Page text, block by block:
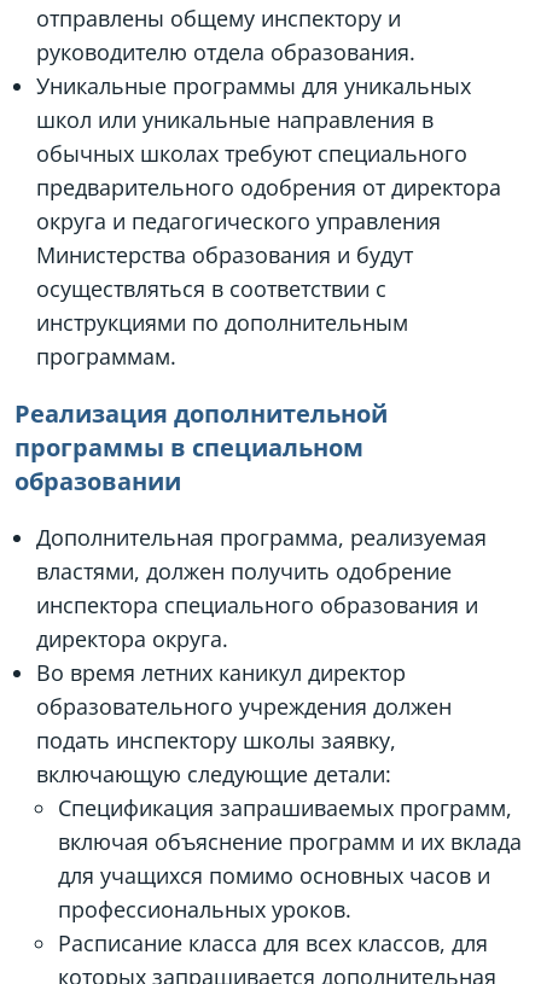
отправлены общему инспектору и
руководителю отдела образования.
Уникальные программы для уникальных
школ или уникальные направления в
обычных школах требуют специального
предварительного одобрения от директора
округа и педагогического управления
Министерства образования и будут
осуществляться в соответствии с
инструкциями по дополнительным
программам.
Реализация дополнительной
программы в специальном
образовании
Дополнительная программа, реализуемая
властями, должен получить одобрение
инспектора специального образования и
директора округа.
Во время летних каникул директор
образовательного учреждения должен
подать инспектору школы заявку,
включающую следующие детали:
Спецификация запрашиваемых программ,
включая объяснение программ и их вклада
для учащихся помимо основных часов и
профессиональных уроков.
Расписание класса для всех классов, для
которых запрашивается дополнительная